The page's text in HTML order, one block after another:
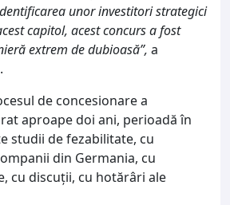
unor investitori strategici
capitol, acest concurs a fost
extrem de dubioasă”, a
de concesionare a
aproape doi ani, perioadă în
studii de fezabilitate, cu
din Germania, cu
cu discuții, cu hotărâri ale